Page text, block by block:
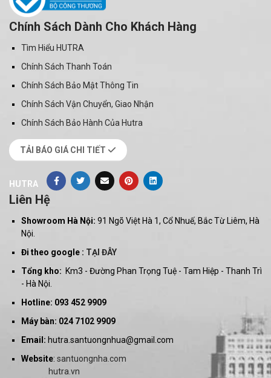
Chính Sách Dành Cho Khách Hàng
Tìm Hiểu HUTRA
Chính Sách Thanh Toán
Chính Sách Bảo Mật Thông Tin
Chính Sách Vận Chuyển, Giao Nhận
Chính Sách Bảo Hành Của Hutra
TẢI BÁO GIÁ CHI TIẾT
HUTRA
Liên Hệ
Showroom Hà Nội: 91 Ngõ Việt Hà 1, Cổ Nhuế, Bắc Từ Liêm, Hà
Nội.
Đi theo google : TẠI ĐÂY
Tổng kho: Km3 - Đường Phan Trọng Tuệ - Tam Hiệp - Thanh Trì
- Hà Nội.
Hotline: 093 452 9909
Máy bàn: 024 7102 9909
Email: hutra.santuongnhua@gmail.com
Website: santuongnha.com
hutra.vn